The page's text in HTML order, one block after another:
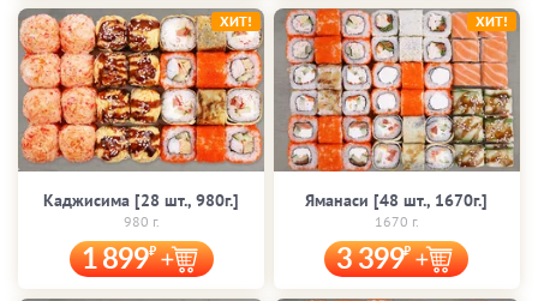
Каджисима [28 шт., 980г.]
980 г.
1 899
ХИТ!
Яманаси [48 шт., 1670г.]
1670 г.
3 399
ХИТ!